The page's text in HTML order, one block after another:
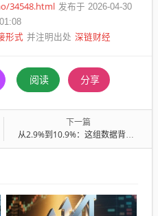
34548.html 发布于 2026-04-30
形式 并注明出处 深链财经
阅读 分享
下一篇
从2.9%到10.9%：这组数据背后藏着海尔全球创牌的深远意义